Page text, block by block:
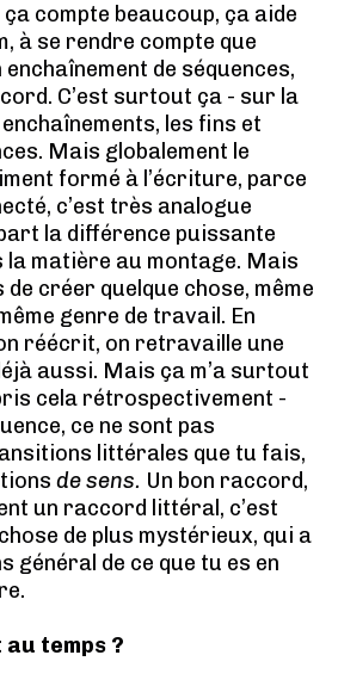
ça compte beaucoup, ça aide
à se rendre compte que
de séquences,
C’est surtout ça - sur la
les fins et
Mais globalement le
formé à l’écriture, parce
c’est très analogue
la différence puissante
la matière au montage. Mais
de créer quelque chose, même
genre de travail. En
réécrit, on retravaille une
aussi. Mais ça m’a surtout
cela rétrospectivement -
ce ne sont pas
littérales que tu fais,
de sens. Un bon raccord,
un raccord littéral, c’est
de plus mystérieux, qui a
général de ce que tu es en
au temps ?